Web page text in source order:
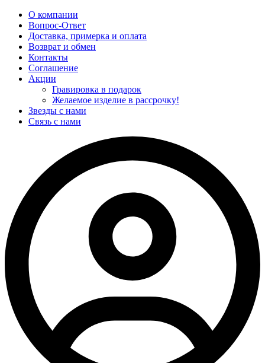
О компании
Вопрос-Ответ
Доставка, примерка и оплата
Возврат и обмен
Контакты
Соглашение
Акции
Гравировка в подарок
Желаемое изделие в рассрочку!
Звезды с нами
Связь с нами